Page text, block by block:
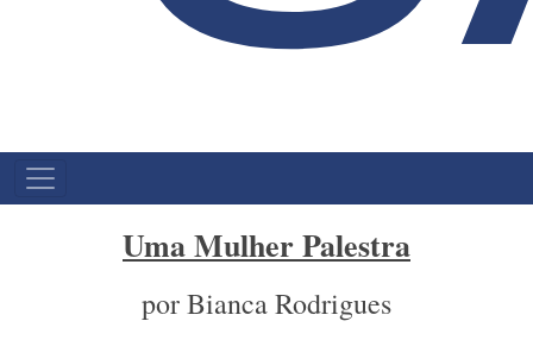
NAVEGAÇÃO
PRINCIPAL
Uma Mulher Palestra
por Bianca Rodrigues